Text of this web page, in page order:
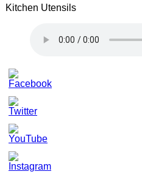
Kitchen Utensils
Set
Youtube
Channel